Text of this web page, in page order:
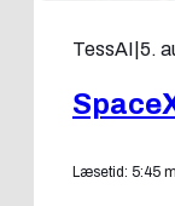
TessAI 5.
Læsetid: 5:45